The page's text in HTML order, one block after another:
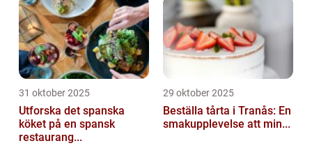
31 oktober 2025
Utforska det spanska
köket på en spansk
restaurang...
29 oktober 2025
Beställa tårta i Tranås: En
smakupplevelse att min...